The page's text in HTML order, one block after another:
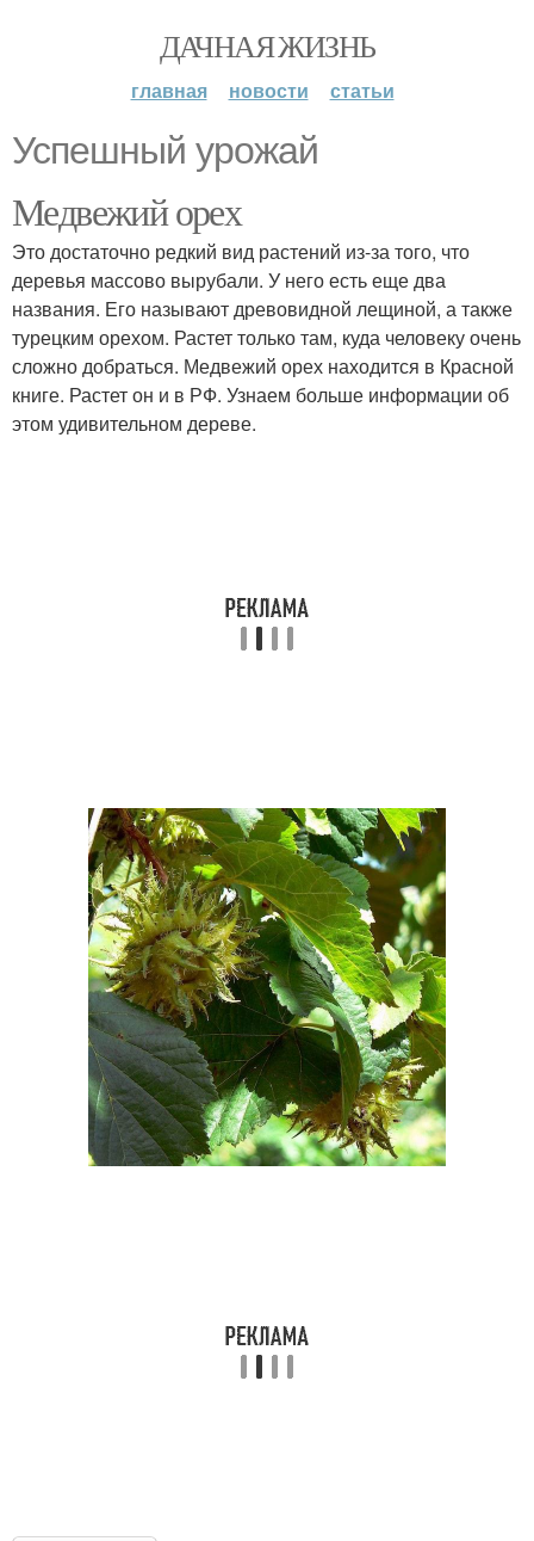
ДАЧНАЯ ЖИЗНЬ
главная новости статьи
Успешный урожай
Медвежий орех
Это достаточно редкий вид растений из-за того, что
деревья массово вырубали. У него есть еще два
названия. Его называют древовидной лещиной, а также
турецким орехом. Растет только там, куда человеку очень
сложно добраться. Медвежий орех находится в Красной
книге. Растет он и в РФ. Узнаем больше информации об
этом удивительном дереве.